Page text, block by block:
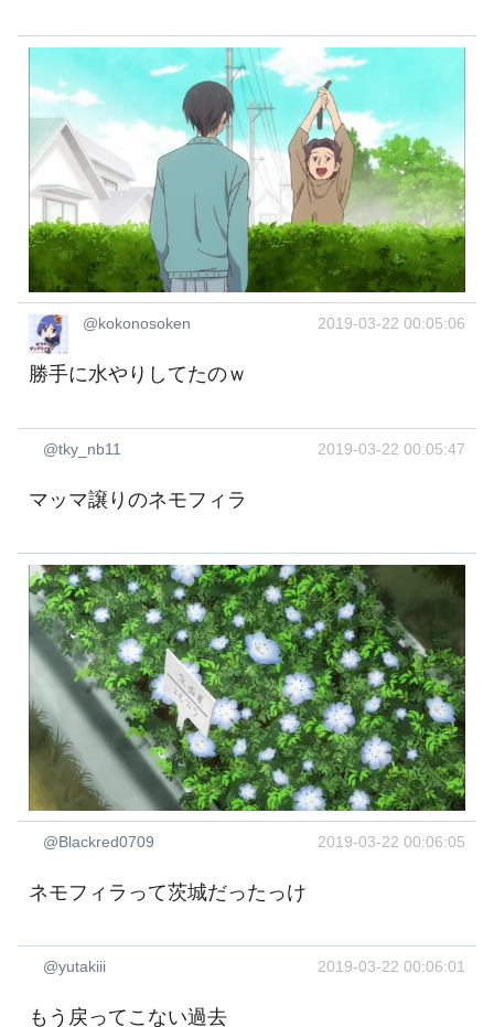
@kokonosoken 2019-03-22 00:05:06
勝手に水やりしてたのｗ
@tky_nb11 2019-03-22 00:05:47
マッマ譲りのネモフィラ
@Blackred0709 2019-03-22 00:06:05
ネモフィラって茨城だったっけ
@yutakiii 2019-03-22 00:06:01
もう戻ってこない過去